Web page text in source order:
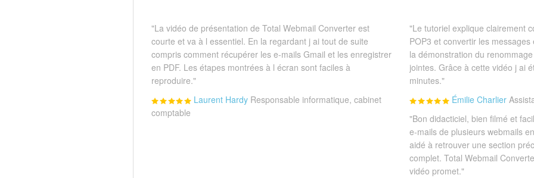
"La vidéo de présentation de Total Webmail Converter est
courte et va à l essentiel. En la regardant j ai tout de suite
compris comment récupérer les e-mails Gmail et les enregistrer
en PDF. Les étapes montrées à l écran sont faciles à
reproduire."
Laurent Hardy Responsable informatique, cabinet
comptable
"Le tutoriel explique clairement
POP3 et convertir les
la démonstration du
jointes. Grâce à cette vidéo j ai
minutes."
Émilie Charlier
"Bon didacticiel, bien filmé et
e-mails de plusieurs webmails
aidé à retrouver une section
complet. Total Webmail
vidéo promet."